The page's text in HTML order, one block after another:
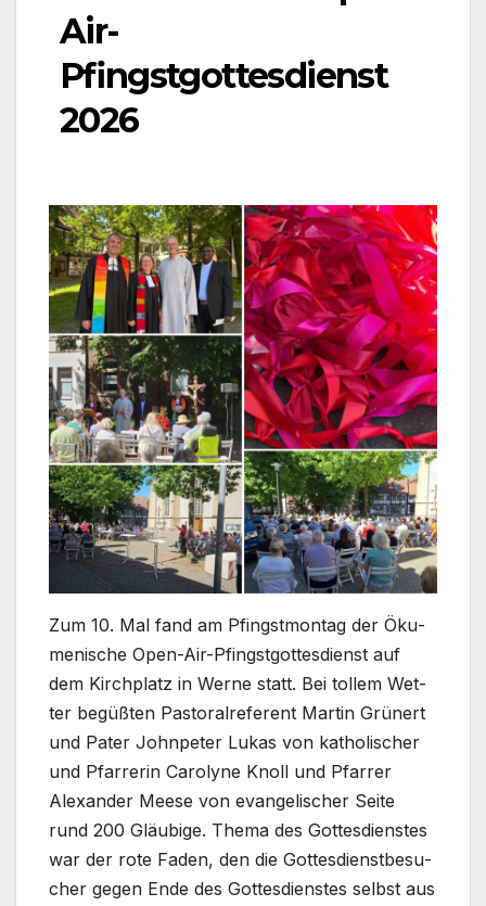
Air-
Pfingstgottesdienst
2026
Zum 10. Mal fand am Pfingst­mon­tag der Öku­
me­ni­sche Open-Air-Pfingstgottesdienst auf
dem Kirch­platz in Wer­ne statt. Bei tol­lem Wet­
ter begüß­ten Pas­to­ral­re­fe­rent Mar­tin Grü­nert
und Pater John­pe­ter Lukas von katho­li­scher
und Pfar­re­rin Caro­ly­ne Knoll und Pfar­rer
Alex­an­der Mee­se von evan­ge­li­scher Sei­te
rund 200 Gläu­bi­ge. The­ma des Got­tes­diens­tes
war der rote Faden, den die Got­tes­dienst­be­su­
cher gegen Ende des Got­tes­diens­tes selbst aus